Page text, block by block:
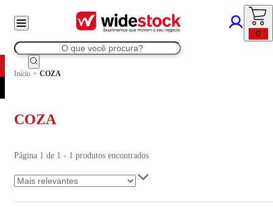
0
Início > COZA
COZA
Página 1 de 1 - 1 produtos encontrados